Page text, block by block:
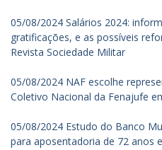
05/08/2024 Salários 2024:
gratificações, e as possíveis
Revista Sociedade Militar
05/08/2024 NAF escolhe
Coletivo Nacional da Fenajufe
05/08/2024 Estudo do Banco
para aposentadoria de 72 anos